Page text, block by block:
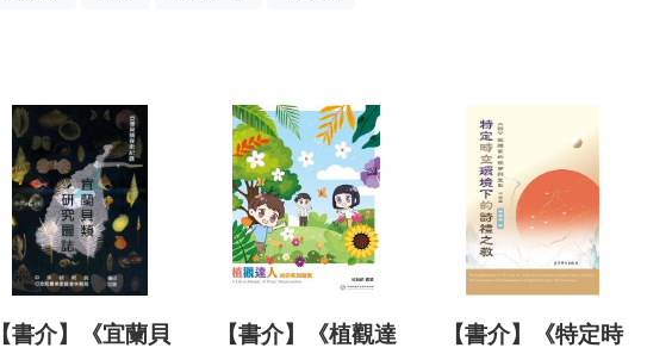
【書介】《宜蘭貝
【書介】《植觀達
【書介】《特定時